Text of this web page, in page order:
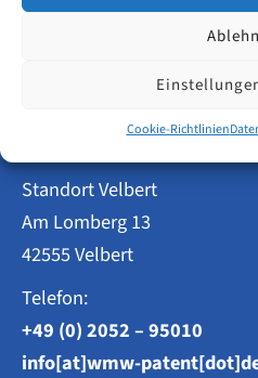
Cookie-Richtlinien
–
Weisse, Moltmann &
Standort Velbert
Am Lomberg 13
42555 Velbert
Telefon:
+49 (0) 2052 – 95010
info[at]wmw-